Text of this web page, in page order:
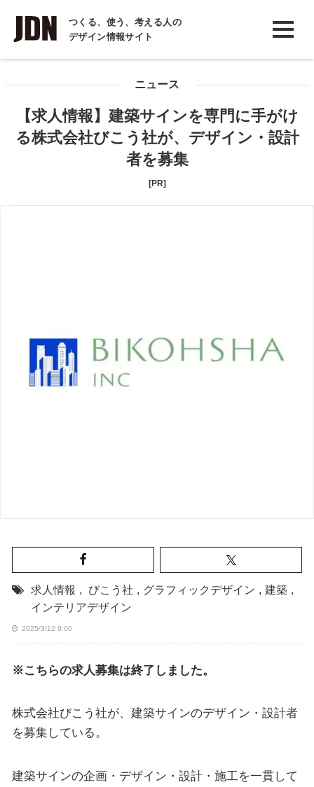
つくる、使う、考える人の
デザイン情報サイト
INTERVIEW
インタビュー
COLUMN
ニュース
【求人情報】建築サインを専門に手がけ
る株式会社びこう社が、デザイン・設計
者を募集
[PR]
求人情報 , びこう社 , グラフィックデザイン , 建築 ,
インテリアデザイン
2025/3/12 9:00
※こちらの求人募集は終了しました。
株式会社びこう社が、建築サインのデザイン・設計者
を募集している。
建築サインの企画・デザイン・設計・施工を一貫して